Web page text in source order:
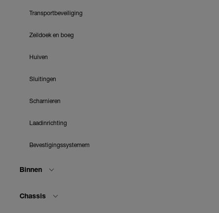
Transportbeveiliging
Zeildoek en boeg
Huiven
Sluitingen
Scharnieren
Laadinrichting
Bevestigingssystemem
Binnen
Chassis